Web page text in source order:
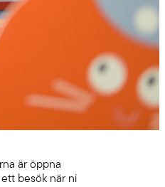
är öppna
besök när ni